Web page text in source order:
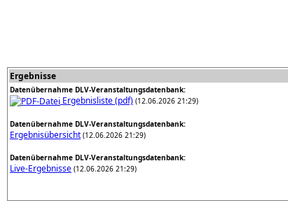
Ergebnisse
Datenübernahme DLV-Veranstaltungsdatenbank:
Ergebnisliste (pdf) (12.06.2026 21:29)
Datenübernahme DLV-Veranstaltungsdatenbank:
Ergebnisübersicht (12.06.2026 21:29)
Datenübernahme DLV-Veranstaltungsdatenbank:
Live-Ergebnisse (12.06.2026 21:29)